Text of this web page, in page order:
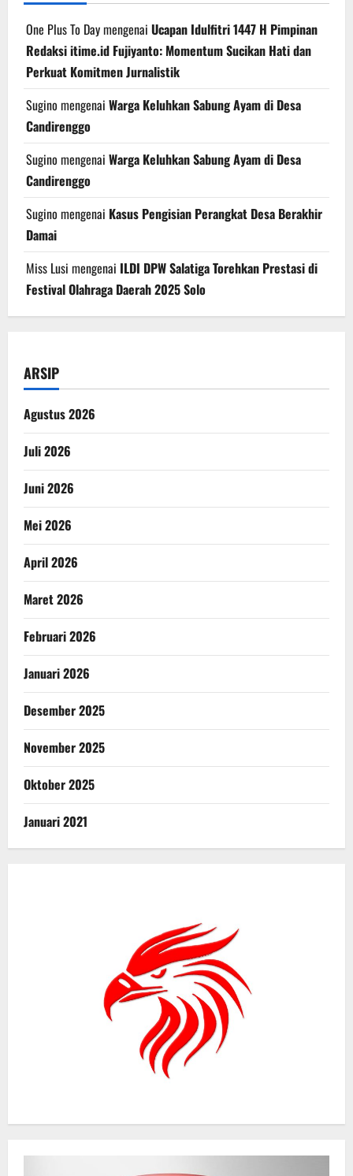
One Plus To Daymengenai Ucapan Idulfitri 1447 H Pimpinan
Redaksi itime.id Fujiyanto: Momentum Sucikan Hati dan
Perkuat Komitmen Jurnalistik
Sugino mengenai Warga Keluhkan Sabung Ayam di Desa
Candirenggo
Sugino mengenai Warga Keluhkan Sabung Ayam di Desa
Candirenggo
Sugino mengenai Kasus Pengisian Perangkat Desa Berakhir
Damai
Miss Lusi mengenai ILDI DPW Salatiga Torehkan Prestasi di
Festival Olahraga Daerah 2025 Solo
ARSIP
Agustus 2026
Juli 2026
Juni 2026
Mei 2026
April 2026
Maret 2026
Februari 2026
Januari 2026
Desember 2025
November 2025
Oktober 2025
Januari 2021